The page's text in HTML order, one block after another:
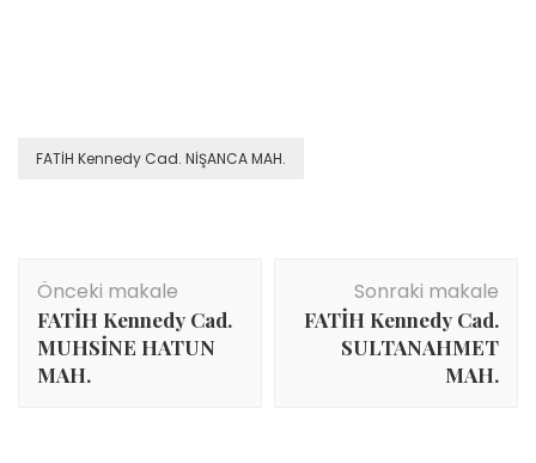
FATİH Kennedy Cad. NİŞANCA MAH.
Yazı
dolaşımı
Önceki makale
FATİH Kennedy Cad.
MUHSİNE HATUN
MAH.
Sonraki makale
FATİH Kennedy Cad.
SULTANAHMET
MAH.